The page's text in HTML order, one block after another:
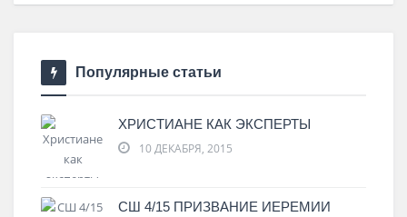
Популярные статьи
ХРИСТИАНЕ КАК ЭКСПЕРТЫ
10 ДЕКАБРЯ, 2015
СШ 4/15 ПРИЗВАНИЕ ИЕРЕМИИ